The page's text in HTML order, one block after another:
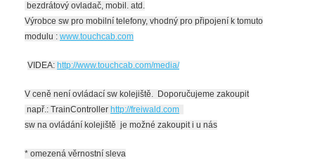
bezdrátový ovladač, mobil. atd.
Výrobce sw pro mobilní telefony, vhodný pro připojení k tomuto
modulu : www.touchcab.com
VIDEA: http://www.touchcab.com/media/
V ceně není ovládací sw kolejiště. Doporučujeme zakoupit
např.: TrainController http://freiwald.com
sw na ovládání kolejiště je možné zakoupit i u nás
* omezená věrnostní sleva